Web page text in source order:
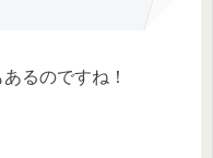
るのですね！